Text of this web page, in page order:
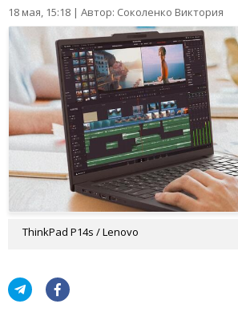
18 мая, 15:18 | Автор: Соколенко Виктория
ThinkPad P14s / Lenovo